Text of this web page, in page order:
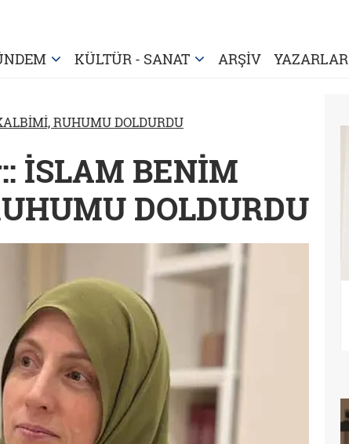
KÜLTÜR - SANAT ARŞİV YAZARLAR
RUHUMU DOLDURDU
İSLAM BENİM
DOLDURDU